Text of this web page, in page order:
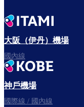
大阪（伊丹）機場
國內線
神戶機場
國際線 / 國內線